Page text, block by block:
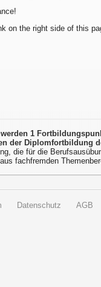
on the right side of this
1
der Diplomfortbildung
die für die
fachfremden
Datenschutz AGB